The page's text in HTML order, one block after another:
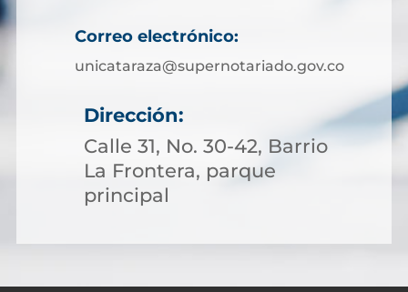
Correo electrónico:
unicataraza@supernotariado.gov.co
Dirección:
Calle 31, No. 30-42, Barrio
La Frontera, parque
principal